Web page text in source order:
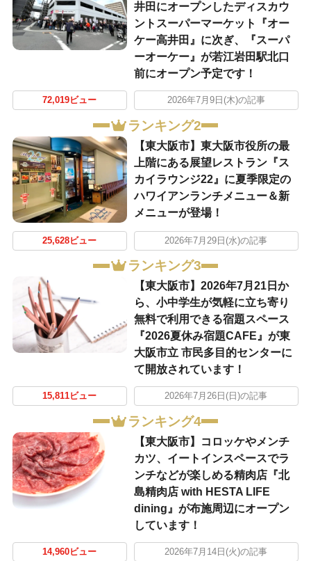
井田にオープンしたディスカウ
ントスーパーマーケット『オー
ケー高井田』に次ぎ、『スーパ
ーオーケー』が若江岩田駅北口
前にオープン予定です！
72,019ビュー 2026年7月9日(木)の記事
ランキング2
【東大阪市】東大阪市役所の最
上階にある展望レストラン『ス
カイラウンジ22』に夏季限定の
ハワイアンランチメニュー＆新
メニューが登場！
25,628ビュー 2026年7月29日(水)の記事
ランキング3
【東大阪市】2026年7月21日か
ら、小中学生が気軽に立ち寄り
無料で利用できる宿題スペース
『2026夏休み宿題CAFE』が東
大阪市立 市民多目的センターに
て開放されています！
15,811ビュー 2026年7月26日(日)の記事
ランキング4
【東大阪市】コロッケやメンチ
カツ、イートインスペースでラ
ンチなどが楽しめる精肉店『北
島精肉店 with HESTA LIFE
dining』が布施周辺にオープン
しています！
14,960ビュー 2026年7月14日(火)の記事